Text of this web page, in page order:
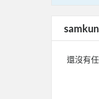
還沒有